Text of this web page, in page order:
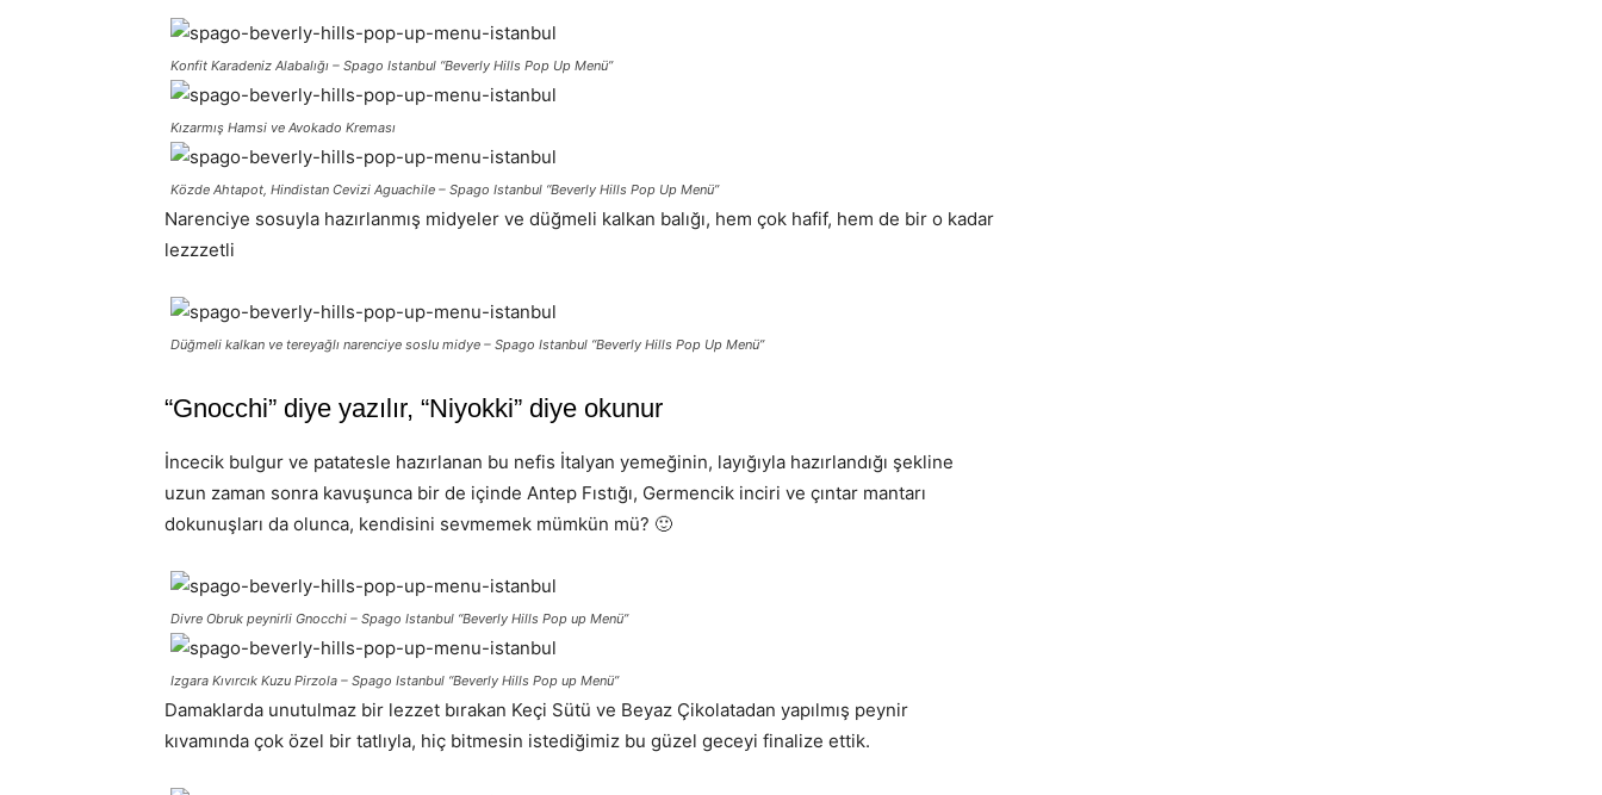
Konfit Karadeniz Alabalığı – Spago Istanbul “Beverly Hills Pop Up Menü”
Kızarmış Hamsi ve Avokado Kreması
Közde Ahtapot, Hindistan Cevizi Aguachile – Spago Istanbul “Beverly Hills Pop Up Menü”
Narenciye sosuyla hazırlanmış midyeler ve düğmeli kalkan balığı, hem çok hafif, hem de bir o kadar
lezzzetli
Düğmeli kalkan ve tereyağlı narenciye soslu midye – Spago Istanbul “Beverly Hills Pop Up Menü”
“Gnocchi” diye yazılır, “Niyokki” diye okunur
İncecik bulgur ve patatesle hazırlanan bu nefis İtalyan yemeğinin, layığıyla hazırlandığı şekline
uzun zaman sonra kavuşunca bir de içinde Antep Fıstığı, Germencik inciri ve çıntar mantarı
dokunuşları da olunca, kendisini sevmemek mümkün mü? 🙂
Divre Obruk peynirli Gnocchi – Spago Istanbul “Beverly Hills Pop up Menü”
Izgara Kıvırcık Kuzu Pirzola – Spago Istanbul “Beverly Hills Pop up Menü”
Damaklarda unutulmaz bir lezzet bırakan Keçi Sütü ve Beyaz Çikolatadan yapılmış peynir
kıvamında çok özel bir tatlıyla, hiç bitmesin istediğimiz bu güzel geceyi finalize ettik.